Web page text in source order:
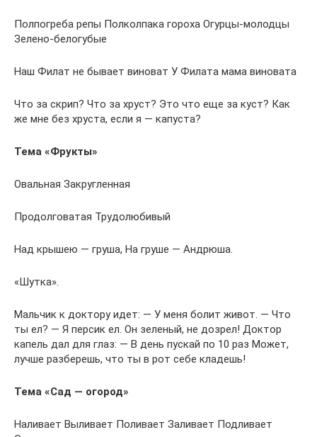
Полпогреба репы Полколпака гороха Огурцы-молодцы
Зелено-белогубые
Наш Филат не бывает виноват У Филата мама виновата
Что за скрип? Что за хруст? Это что еще за куст? Как
же мне без хруста, если я — капуста?
Тема «Фрукты»
Овальная Закругленная
Продолговатая Трудолюбивый
Над крышею — груша, На груше — Андрюша.
«Шутка».
Мальчик к доктору идет: — У меня болит живот. — Что
ты ел? — Я персик ел. Он зеленый, не дозрел! Доктор
капель дал для глаз: — В день пускай по 10 раз Может,
лучше разберешь, что ты в рот себе кладешь!
Тема «Сад — огород»
Наливает Выливает Поливает Заливает Подливает